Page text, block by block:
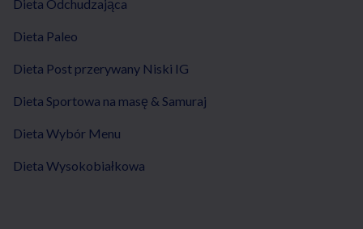
Dieta Odchudzająca
Dieta Paleo
Dieta Post przerywany Niski IG
Dieta Sportowa na masę & Samuraj
Dieta Wybór Menu
Dieta Wysokobiałkowa